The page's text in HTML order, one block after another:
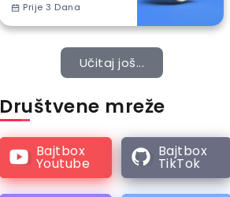
telefonima
Prije 3 Dana
Učitaj još...
Društvene mreže
Bajtbox
Youtube
Bajtbox
TikTok